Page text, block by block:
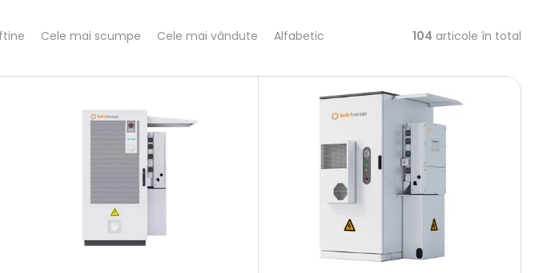
Cele mai scumpe Cele mai vândute Alfabetic 104 articole în total